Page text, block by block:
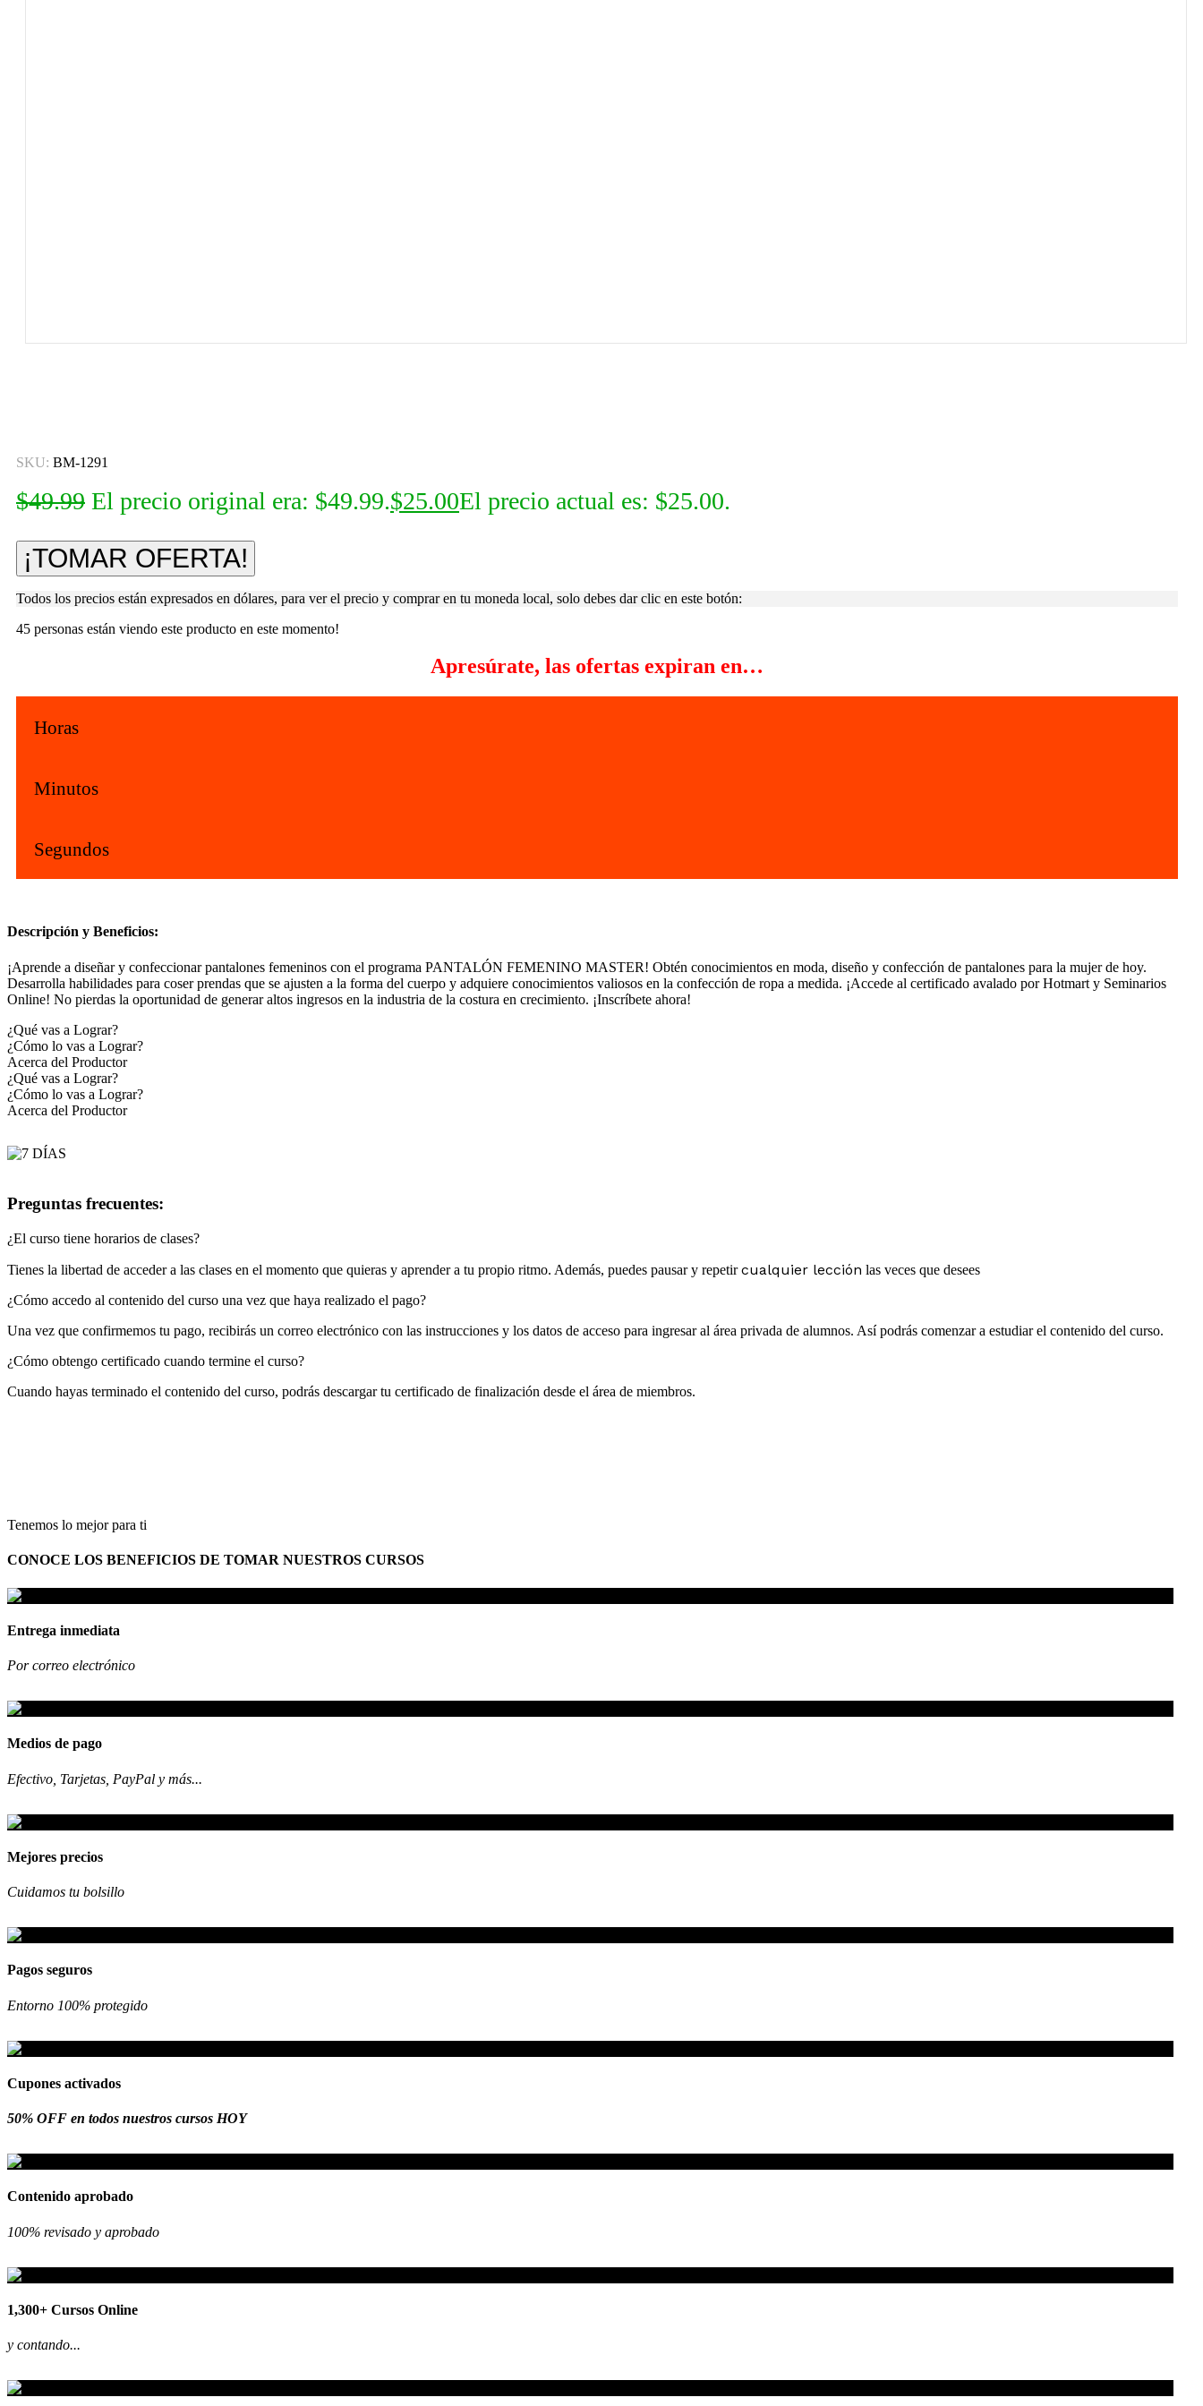
SKU: BM-1291
$49.99 El precio original era: $49.99.$25.00El precio actual es: $25.00.
¡TOMAR OFERTA!
Todos los precios están expresados en dólares, para ver el precio y comprar en tu moneda local, solo debes dar clic en este botón:
45 personas están viendo este producto en este momento!
Apresúrate, las ofertas expiran en…
Horas
Minutos
Segundos
Descripción y Beneficios:
¡Aprende a diseñar y confeccionar pantalones femeninos con el programa PANTALÓN FEMENINO MASTER! Obtén conocimientos en moda, diseño y confección de pantalones para la mujer de hoy.
Desarrolla habilidades para coser prendas que se ajusten a la forma del cuerpo y adquiere conocimientos valiosos en la confección de ropa a medida. ¡Accede al certificado avalado por Hotmart y Seminarios
Online! No pierdas la oportunidad de generar altos ingresos en la industria de la costura en crecimiento. ¡Inscríbete ahora!
¿Qué vas a Lograr?
¿Cómo lo vas a Lograr?
Acerca del Productor
¿Qué vas a Lograr?
¿Cómo lo vas a Lograr?
Acerca del Productor
Preguntas frecuentes:
¿El curso tiene horarios de clases?
Tienes la libertad de acceder a las clases en el momento que quieras y aprender a tu propio ritmo. Además, puedes pausar y repetircualquier lección las veces que desees
¿Cómo accedo al contenido del curso una vez que haya realizado el pago?
Una vez que confirmemos tu pago, recibirás un correo electrónico con las instrucciones y los datos de acceso para ingresar al área privada de alumnos. Así podrás comenzar a estudiar el contenido del curso.
¿Cómo obtengo certificado cuando termine el curso?
Cuando hayas terminado el contenido del curso, podrás descargar tu certificado de finalización desde el área de miembros.
Tenemos lo mejor para ti
CONOCE LOS BENEFICIOS DE TOMAR NUESTROS CURSOS
Entrega inmediata
Por correo electrónico
Medios de pago
Efectivo, Tarjetas, PayPal y más...
Mejores precios
Cuidamos tu bolsillo
Pagos seguros
Entorno 100% protegido
Cupones activados
50% OFF en todos nuestros cursos HOY
Contenido aprobado
100% revisado y aprobado
1,300+ Cursos Online
y contando...